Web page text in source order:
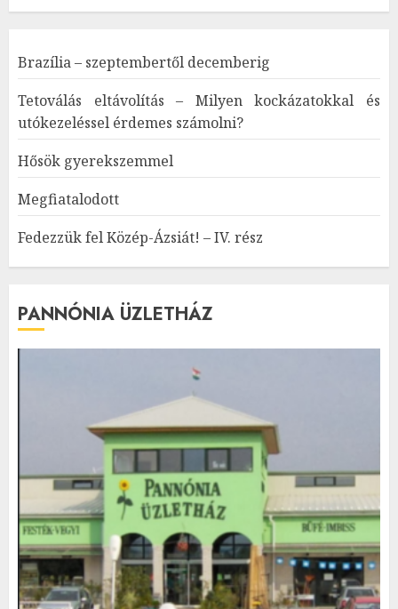
Brazília – szeptembertől decemberig
Tetoválás eltávolítás – Milyen kockázatokkal és
utókezeléssel érdemes számolni?
Hősök gyerekszemmel
Megfiatalodott
Fedezzük fel Közép-Ázsiát! – IV. rész
PANNÓNIA ÜZLETHÁZ